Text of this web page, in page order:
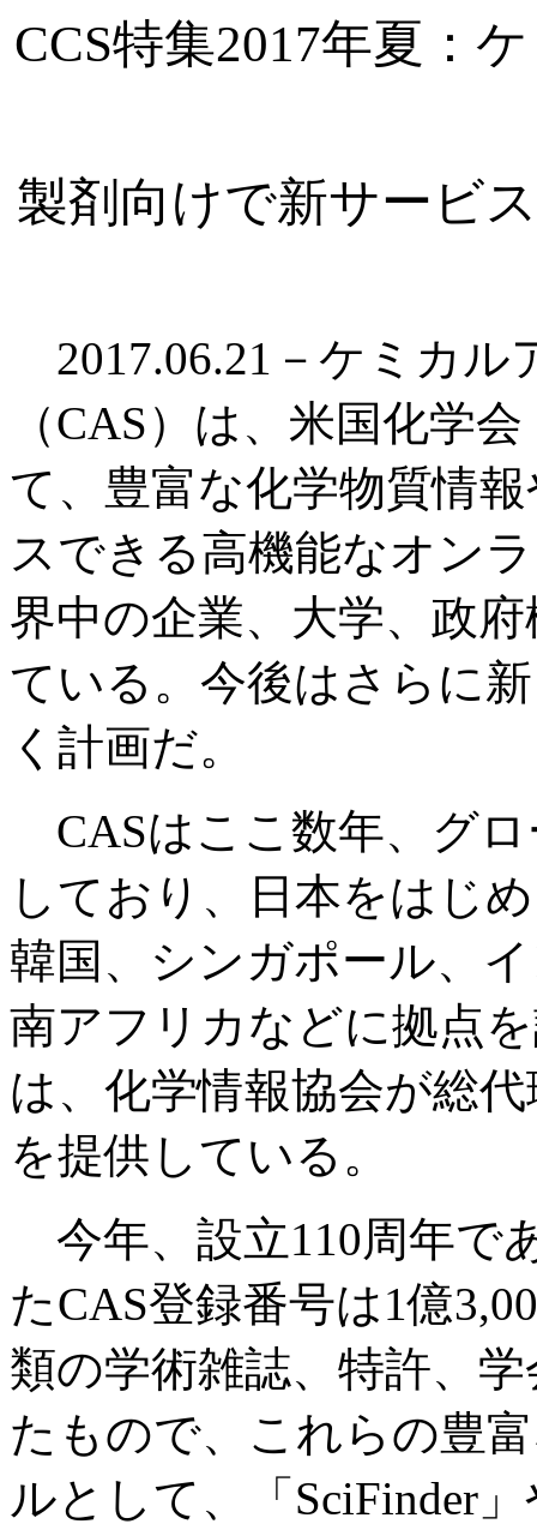
CCS特集2017年夏：
製剤向けで新サービ
2017.06.21－ケミカル
（CAS）は、米国化学
て、豊富な化学物質情
スできる高機能なオン
界中の企業、大学、政
ている。今後はさらに
く計画だ。
CASはここ数年、グ
しており、日本をはじ
韓国、シンガポール、
南アフリカなどに拠点
は、化学情報協会が総
を提供している。
今年、設立110周年で
たCAS登録番号は1億
類の学術雑誌、特許、
たもので、これらの豊
ルとして、「SciFinder